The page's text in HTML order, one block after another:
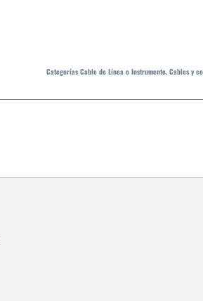
Categorías Cable de Línea o Instrumento,Cables y